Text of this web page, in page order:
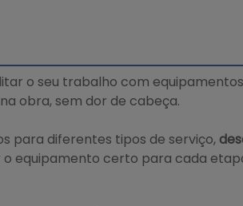
o seu trabalho com
obra, sem dor de cabeça.
para diferentes tipos de serviço,
o equipamento certo para cada